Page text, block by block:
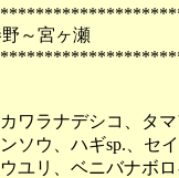
宮ヶ瀬
ワラナデシコ、タ
ウ、ハギsp.、セ
リ、ベニバナボロ